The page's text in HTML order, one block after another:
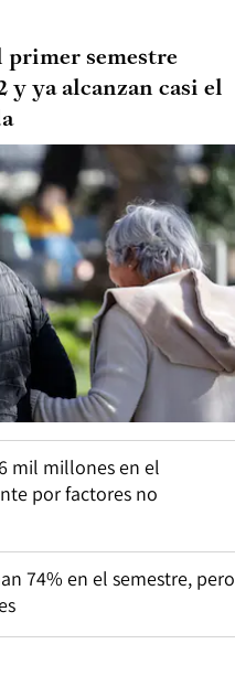
primer semestre
y ya alcanzan casi el
mil millones en el
por factores no
74% en el semestre, pero